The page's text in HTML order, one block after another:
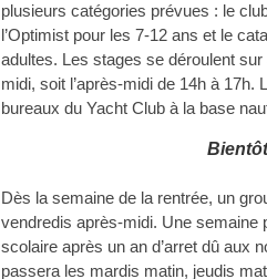
plusieurs catégories prévues : le
l’Optimist pour les 7-12 ans et le
adultes. Les stages se déroulent
midi, soit l’après-midi de 14h à 17h.
bureaux du Yacht Club à la base
Dès la semaine de la rentrée, un
vendredis après-midi. Une semaine
scolaire après un an d’arret dû aux
passera les mardis matin, jeudis